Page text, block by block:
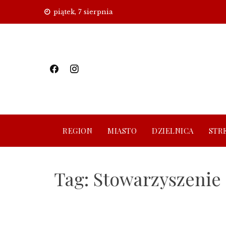
piątek, 7 sierpnia
REGION MIASTO DZIELNICA
Tag: